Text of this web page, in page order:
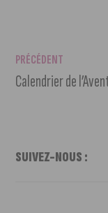
PRÉCÉDENT
SUIVEZ-NOUS :